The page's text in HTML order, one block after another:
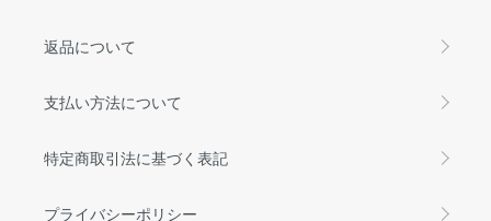
返品について
支払い方法について
特定商取引法に基づく表記
プライバシーポリシー